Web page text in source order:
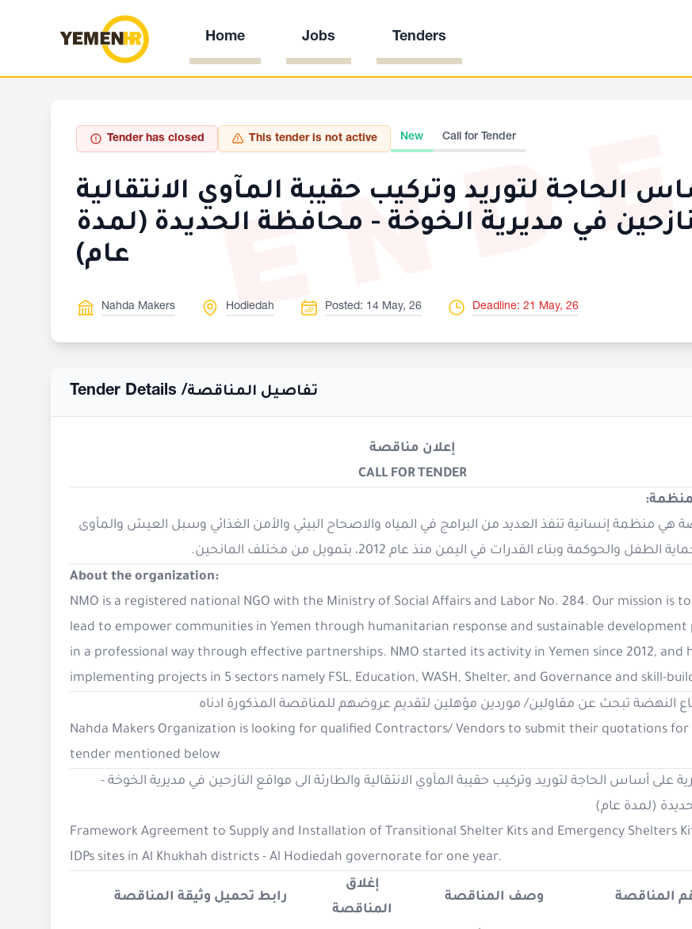
Home Jobs Tenders
Tender has closed This tender is not active New Call for Tender
الحاجة لتوريد وتركيب حقيبة المآوي الانتقالية
في مديرية الخوخة - محافظة الحديدة (لمدة
عام)
Nahda Makers Hodiedah Posted: 14 May, 26 Deadline: 21 May, 26
Tender Details /تفاصيل المناقصة
إعلان مناقصة
CALL FOR TENDER
هي منظمة إنسانية تنفذ العديد من البرامج في المياه والاصحاح البيئي والأمن الغذائي وسبل العيش والمأوى
والحوكمة وبناء القدرات في اليمن منذ عام 2012، بتمويل من مختلف المانحين.
About the organization:
NMO is a registered national NGO with the Ministry of Social Affairs and Labor No. 284. Our mission is
lead to empower communities in Yemen through humanitarian response and sustainable development
in a professional way through effective partnerships. NMO started its activity in Yemen since 2012, and
implementing projects in 5 sectors namely FSL, Education, WASH, Shelter, and Governance and skill-
النهضة تبحث عن مقاولين/ موردين مؤهلين لتقديم عروضهم للمناقصة المذكورة ادناه
Nahda Makers Organization is looking for qualified Contractors/ Vendors to submit their quotations for
tender mentioned below
على أساس الحاجة لتوريد وتركيب حقيبة المآوي الانتقالية والطارئة الى مواقع النازحين في مديرية الخوخة -
(لمدة عام)
Framework Agreement to Supply and Installation of Transitional Shelter Kits and Emergency Shelters
IDPs sites in Al Khukhah districts - Al Hodiedah governorate for one year.
المناقصة وصف المناقصة
إغلاق
المناقصة
رابط تحميل وثيقة المناقصة